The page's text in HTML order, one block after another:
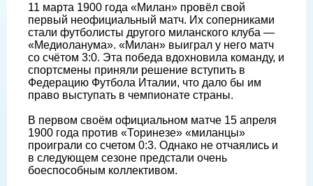
11 марта 1900 года «Милан» провёл свой
первый неофициальный матч. Их соперниками
стали футболисты другого миланского клуба —
«Медиоланума». «Милан» выиграл у него матч
со счётом 3:0. Эта победа вдохновила команду, и
спортсмены приняли решение вступить в
Федерацию Футбола Италии, что дало бы им
право выступать в чемпионате страны.
В первом своём официальном матче 15 апреля
1900 года против «Торинезе» «миланцы»
проиграли со счетом 0:3. Однако не отчаялись и
в следующем сезоне предстали очень
боеспособным коллективом.